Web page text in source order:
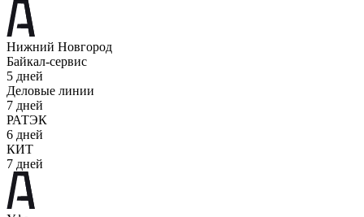
Нижний Новгород
Байкал-сервис
5 дней
Деловые линии
7 дней
РАТЭК
6 дней
КИТ
7 дней